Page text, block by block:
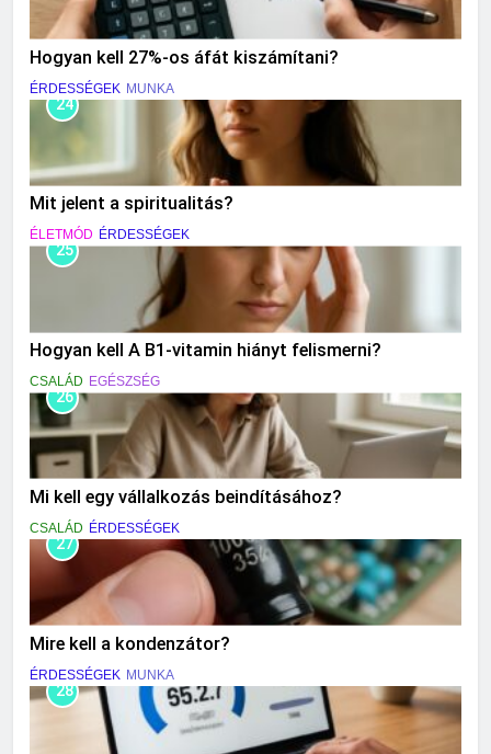
Hogyan kell 27%-os áfát kiszámítani?
ÉRDESSÉGEK MUNKA
24
Mit jelent a spiritualitás?
ÉLETMÓD ÉRDESSÉGEK
25
Hogyan kell A B1-vitamin hiányt felismerni?
CSALÁD EGÉSZSÉG
26
Mi kell egy vállalkozás beindításához?
CSALÁD ÉRDESSÉGEK
27
Mire kell a kondenzátor?
ÉRDESSÉGEK MUNKA
28